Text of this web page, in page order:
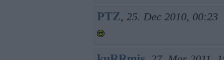
PTZ, 25. Dec 2010, 00:23